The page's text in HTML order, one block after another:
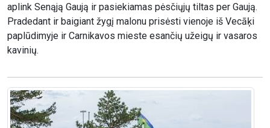
aplink Senąją Gaują ir pasiekiamas pėsčiųjų tiltas per Gaują.
Pradedant ir baigiant žygį malonu prisėsti vienoje iš Vecāķi
paplūdimyje ir Carnikavos mieste esančių užeigų ir vasaros
kavinių.